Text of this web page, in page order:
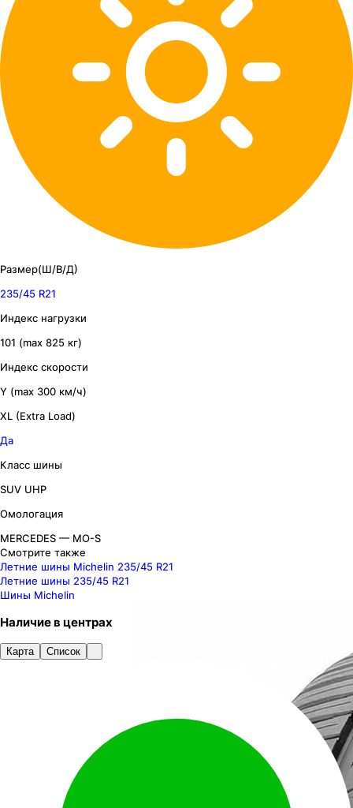
Размер(Ш/В/Д)
235/45 R21
Индекс нагрузки
101 (max 825 кг)
Индекс скорости
Y (max 300 км/ч)
XL (Extra Load)
Да
Класс шины
SUV UHP
Омологация
MERCEDES — MO-S
Смотрите также
Летние шины Michelin 235/45 R21
Летние шины 235/45 R21
Шины Michelin
Наличиев центрах
Карта Список